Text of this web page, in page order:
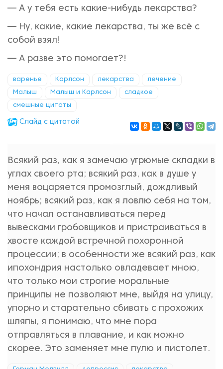
— А у тебя есть какие-нибудь лекарства?
— Ну, какие, какие лекарства, ты же всё с
собой взял!
— А разве это помогает?!
варенье Карлсон лекарства лечение
Малыш Малыш и Карлсон сладкое
смешные цитаты
Cлайд с цитатой
Всякий раз, как я замечаю угрюмые складки в
углах своего рта; всякий раз, как в душе у
меня воцаряется промозглый, дождливый
ноябрь; всякий раз, как я ловлю себя на том,
что начал останавливаться перед
вывесками гробовщиков и пристраиваться в
хвосте каждой встречной похоронной
процессии; в особенности же всякий раз, как
ипохондрия настолько овладевает мною,
что только мои строгие моральные
принципы не позволяют мне, выйдя на улицу,
упорно и старательно сбивать с прохожих
шляпы, я понимаю, что мне пора
отправляться в плавание, и как можно
скорее. Это заменяет мне пулю и пистолет.